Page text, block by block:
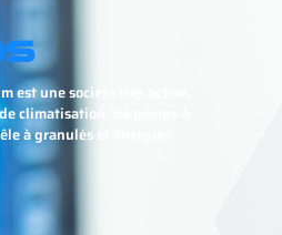
est une société très active,
climatisation, de pompe à
à granulés et énergies